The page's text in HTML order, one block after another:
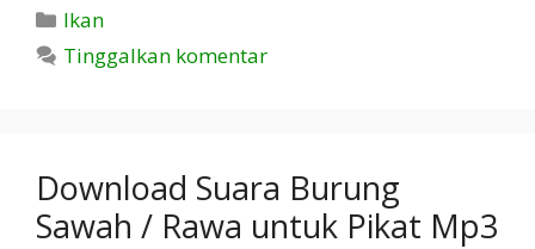
Kategori
Ikan
Tinggalkan komentar
Download Suara Burung
Sawah / Rawa untuk Pikat Mp3